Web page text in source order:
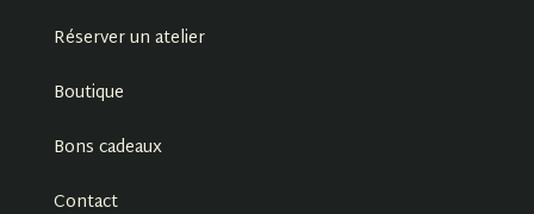
Réserver un atelier
Boutique
Bons cadeaux
Contact